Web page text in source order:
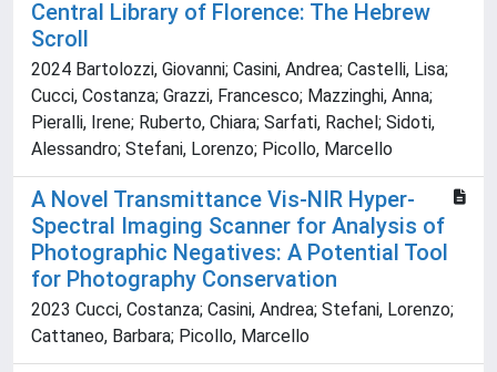
Central Library of Florence: The Hebrew
Scroll
2024 Bartolozzi, Giovanni; Casini, Andrea; Castelli, Lisa;
Cucci, Costanza; Grazzi, Francesco; Mazzinghi, Anna;
Pieralli, Irene; Ruberto, Chiara; Sarfati, Rachel; Sidoti,
Alessandro; Stefani, Lorenzo; Picollo, Marcello
A Novel Transmittance Vis-NIR Hyper-
Spectral Imaging Scanner for Analysis of
Photographic Negatives: A Potential Tool
for Photography Conservation
2023 Cucci, Costanza; Casini, Andrea; Stefani, Lorenzo;
Cattaneo, Barbara; Picollo, Marcello